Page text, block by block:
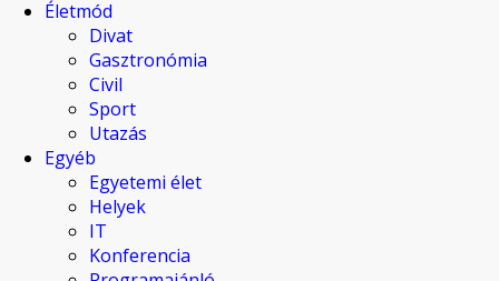
Életmód
Divat
Gasztronómia
Civil
Sport
Utazás
Egyéb
Egyetemi élet
Helyek
IT
Konferencia